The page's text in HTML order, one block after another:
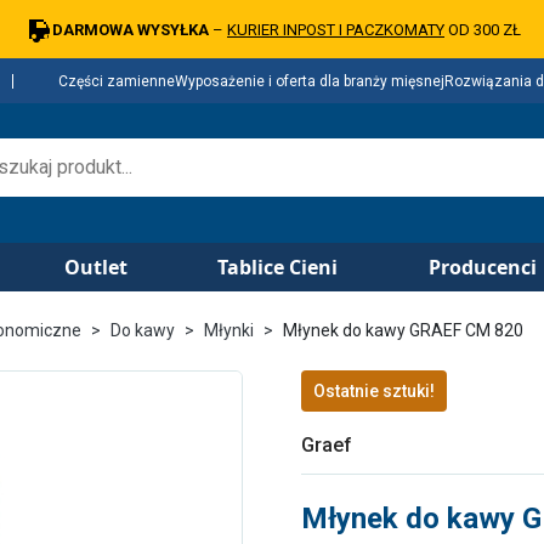
DARMOWA WYSYŁKA – KURIER INPOST I PACZKOMATY OD 300 ZŁ
Części zamienneWyposażenie i oferta dla branży mięsnejRozwiązania
Outlet Tablice Cieni Producenci
Do kawy Młynki Młynek do kawy GRAEF CM 820
Ostatnie sztuki!
Graef
Młynek do kawy